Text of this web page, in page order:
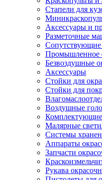
Стапели для
Аксессуары и
Разметочные
Сопутствующие
Промышленное
Безвоздушные
Аксессуары
Стойки для
Стойки для
Воздушные
Комплектующие
Малярные
Системы
Аппараты
Запчасти
Рукава